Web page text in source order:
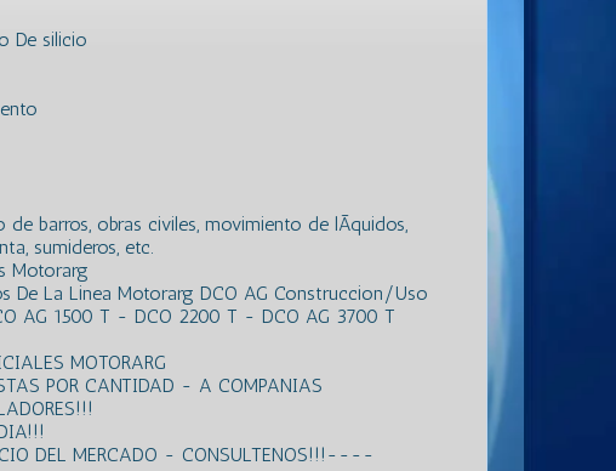
De silicio
de barros, obras civiles, movimiento de lÃ­quidos,
sumideros, etc.
Motorarg
De La Linea Motorarg DCO AG Construccion/Uso
AG 1500 T - DCO 2200 T - DCO AG 3700 T
MOTORARG
POR CANTIDAD - A COMPANIAS
DEL MERCADO - CONSULTENOS!!!----